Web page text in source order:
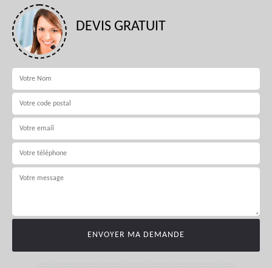
DEVIS GRATUIT